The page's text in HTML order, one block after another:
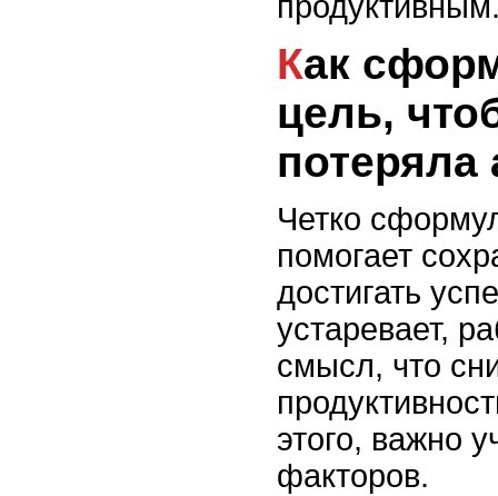
Как сформулировать
цель,
потеряла
Четко
помогает
достигать
устаревает,
смысл, что
этого, важно
факторов.